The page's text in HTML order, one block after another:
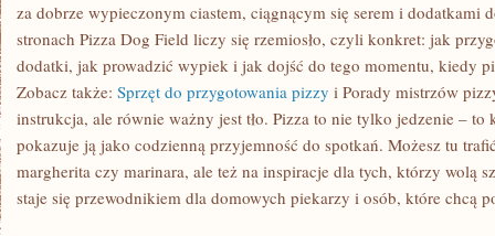
za dobrze wypieczonym ciastem, ciągnącym się serem i dodatkami
stronach Pizza Dog Field liczy się rzemiosło, czyli konkret: jak
dodatki, jak prowadzić wypiek i jak dojść do tego momentu, kiedy
Zobacz także: Sprzęt do przygotowania pizzy i Porady mistrzów
instrukcja, ale równie ważny jest tło. Pizza to nie tylko jedzenie – to
pokazuje ją jako codzienną przyjemność do spotkań. Możesz tu
margherita czy marinara, ale też na inspiracje dla tych, którzy wolą
staje się przewodnikiem dla domowych piekarzy i osób, które chcą